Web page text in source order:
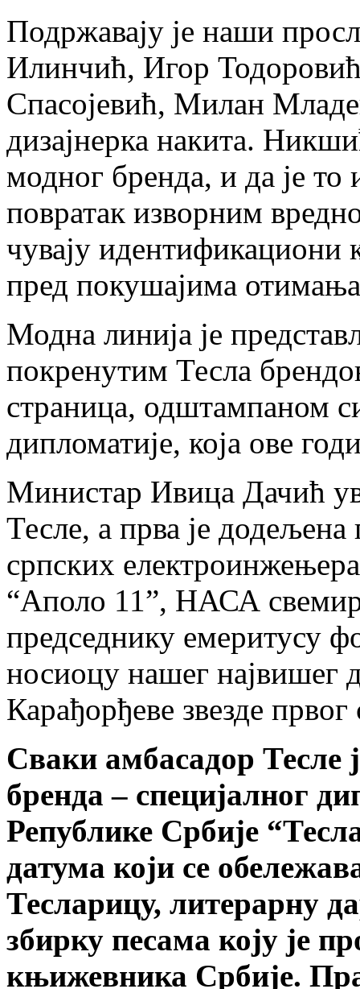
Подржавају је наши
Илинчић, Игор
Спасојевић, Милан
дизајнерка накита.
модног бренда, и да је
повратак изворним
чувају идентификациони
пред покушајима
Модна линија је
покренутим Тесла
страница, одштампаном
дипломатије, која ове
Министар Ивица Дачић
Тесле, а прва је
српских
“Аполо 11”, НАСА
председнику емеритусу
носиоцу нашег највишег
Карађорђеве звезде првог
Сваки амбасадор Тесле
бренда – специјалног
Републике Србије
датума који се
Тесларицу, литерарну
збирку песама коју је
књижевника Србије.